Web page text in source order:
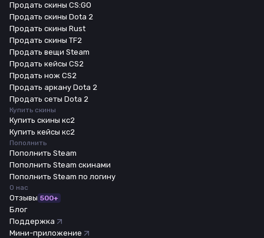
Продать скины CS:GO
Продать скины Dota 2
Продать скины Rust
Продать скины TF2
Продать вещи Steam
Продать кейсы CS2
Продать нож CS2
Продать аркану Dota 2
Продать сеты Dota 2
Купить скины
Купить скины кс2
Купить кейсы кс2
Пополнить
Пополнить Steam
Пополнить Steam скинами
Пополнить Steam по логину
О нас
Отзывы 500+
Блог
Поддержка
Мини-приложение